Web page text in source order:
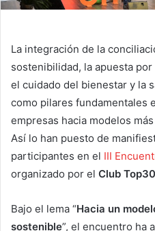
La integración de la
sostenibilidad, la apuesta
el cuidado del bienestar y la
como pilares fundamentales
empresas hacia modelos
Así lo han puesto de
participantes en el III
organizado por el Club
Bajo el lema “Hacia un
sostenible”, el encuentro ha